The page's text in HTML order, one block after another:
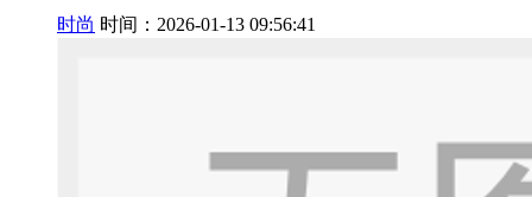
时尚 时间：2026-01-13 09:56:41